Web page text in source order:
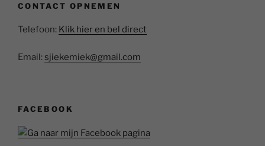
CONTACT OPNEMEN
Telefoon: Klik hier en bel direct
Email:sjiekemiek@gmail.com
FACEBOOK